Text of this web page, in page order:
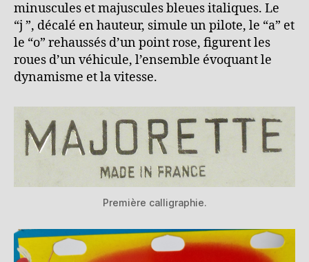
minuscules et majuscules bleues italiques. Le
“j ”, décalé en hauteur, simule un pilote, le “a” et
le “o” rehaussés d’un point rose, figurent les
roues d’un véhicule, l’ensemble évoquant le
dynamisme et la vitesse.
Première calligraphie.